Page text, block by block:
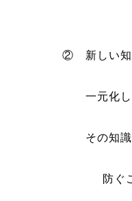
② 新しい知
一元化
その知
防ぐ